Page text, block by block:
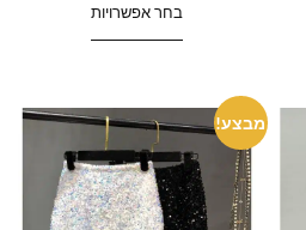
בחר אפשרויות
מבצע!